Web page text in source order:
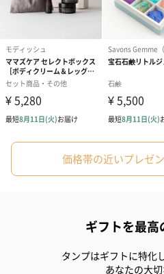
花束ハンドタオル（ピ
ンク）（1,760円）
花束ハ
ルー）
キャンドル・お香
価格帯の近いプレゼ
ギフトを最高
タンプはギフトに特化
あなたの大切